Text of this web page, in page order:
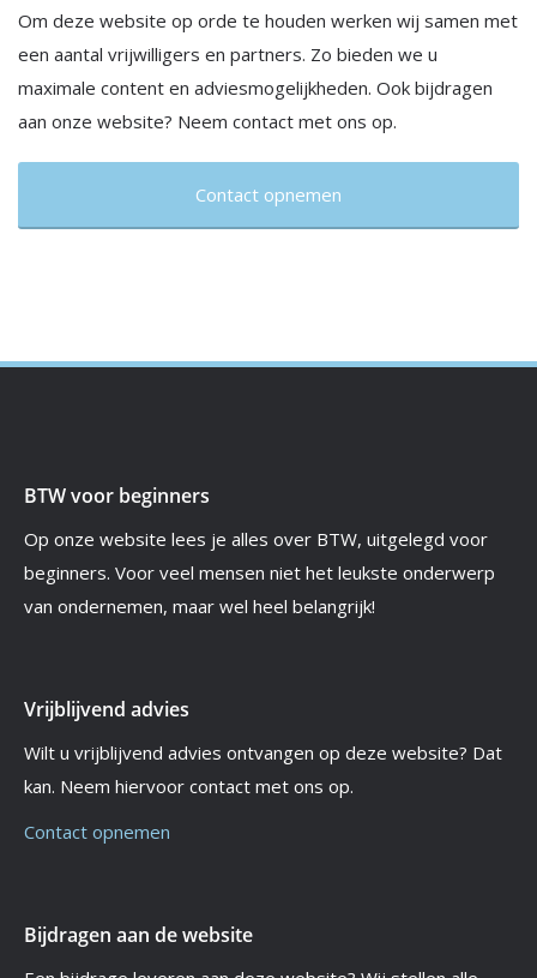
Om deze website op orde te houden werken wij samen met
een aantal vrijwilligers en partners. Zo bieden we u
maximale content en adviesmogelijkheden. Ook bijdragen
aan onze website? Neem contact met ons op.
Contact opnemen
BTW voor beginners
Op onze website lees je alles over BTW, uitgelegd voor
beginners. Voor veel mensen niet het leukste onderwerp
van ondernemen, maar wel heel belangrijk!
Vrijblijvend advies
Wilt u vrijblijvend advies ontvangen op deze website? Dat
kan. Neem hiervoor contact met ons op.
Contact opnemen
Bijdragen aan de website